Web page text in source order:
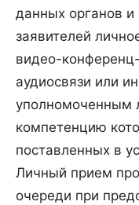
данных органов и
заявителей
видео-
аудиосвязи или
уполномоченным
компетенцию
поставленных в
Личный прием
очереди при